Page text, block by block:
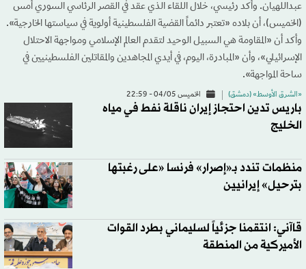
عبداللهيان. وأكد رئيسي، خلال اللقاء الذي عقد في القصر الرئاسي السوري أمس
(الخميس)، أن بلاده «تعتبر دائماً القضية الفلسطينية أولوية في سياستها الخارجية».
وأكد أن «المقاومة هي السبيل الوحيد لتقدم العالم الإسلامي ومواجهة الاحتلال
الإسرائيلي»، وأن «المبادرة، اليوم، في أيدي المجاهدين والمقاتلين الفلسطينيين في
ساحة المواجهة».
«الشرق الأوسط» (دمشق) الخميس 04/05 - 22:59
باريس تدين احتجاز إيران ناقلة نفط في مياه
الخليج
منظمات تندد بـ«إصرار» فرنسا «على رغبتها
بترحيل» إيرانيين
قاآني: انتقمنا جزئياً لسليماني بطرد القوات
الأميركية من المنطقة